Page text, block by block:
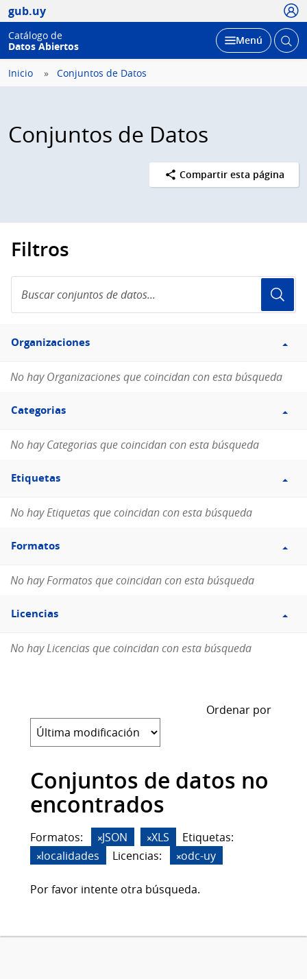
gub.uy
Catálogo de
Datos Abiertos
Desplegar
Menú Abrir
Inicio Conjuntos de Datos
Conjuntos de Datos
Compartir esta página
Filtros
conjuntos
de
Filtro
Organizaciones
Organizaciones
No hay Organizaciones que coincidan con esta búsqueda
Filtro
Categorias
Categorias
No hay Categorias que coincidan con esta búsqueda
Filtro
Etiquetas
Etiquetas
No hay Etiquetas que coincidan con esta búsqueda
Filtro
Formatos
Formatos
No hay Formatos que coincidan con esta búsqueda
Filtro
Licencias
Licencias
No hay Licencias que coincidan con esta búsqueda
Ordenar por
Conjuntos de datos no
encontrados
Formatos: JSON XLS
Etiquetas:
localidades
Licencias: odc-uy
Por favor intente otra búsqueda.